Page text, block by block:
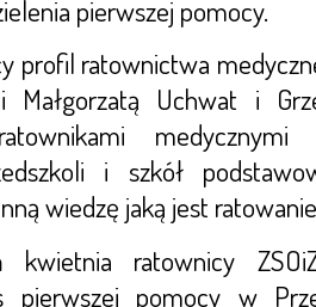
pierwszej pomocy.
profil ratownictwa
Małgorzatą Uchwat i
i szkół
wiedzę jaką jest
kwietnia ratownicy
pierwszej pomocy w